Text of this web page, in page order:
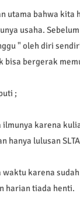
utama bahwa kita
usaha.
" oleh diri
bisa bergerak
;
ilmunya karena
hanya lulusan
waktu karena
harian tiada henti.